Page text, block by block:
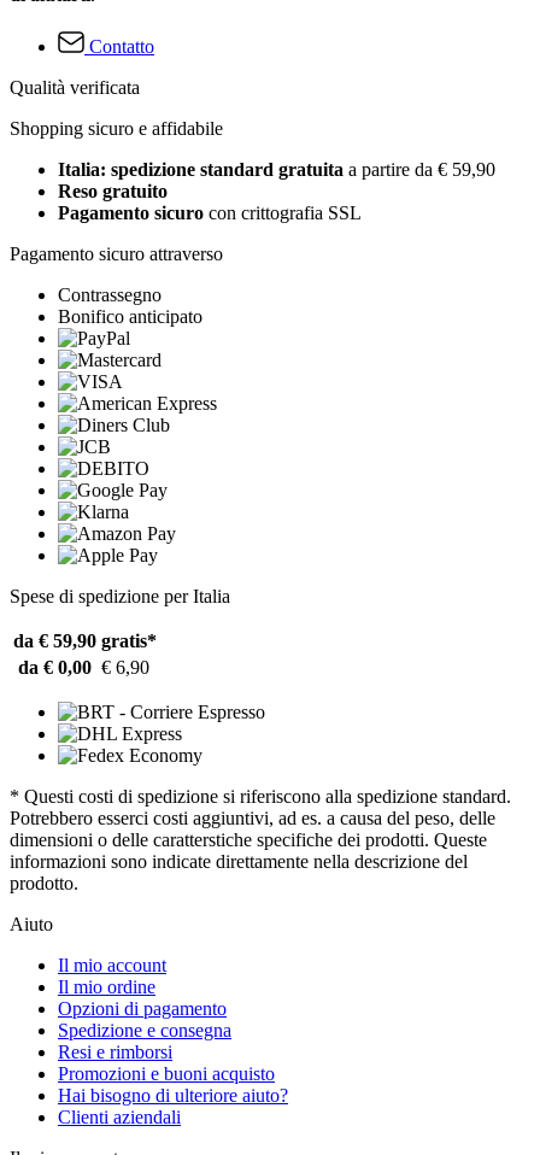
Contatto
Qualità verificata
Shopping sicuro e affidabile
Italia: spedizione standard gratuita a partire da € 59,90
Reso gratuito
Pagamento sicuro con crittografia SSL
Pagamento sicuro attraverso
Contrassegno
Bonifico anticipato
Spese di spedizione per Italia
da € 59,90 gratis*
da € 0,00 € 6,90
* Questi costi di spedizione si riferiscono alla spedizione standard.
Potrebbero esserci costi aggiuntivi, ad es. a causa del peso, delle
dimensioni o delle caratterstiche specifiche dei prodotti. Queste
informazioni sono indicate direttamente nella descrizione del
prodotto.
Aiuto
Il mio account
Il mio ordine
Opzioni di pagamento
Spedizione e consegna
Resi e rimborsi
Promozioni e buoni acquisto
Hai bisogno di ulteriore aiuto?
Clienti aziendali